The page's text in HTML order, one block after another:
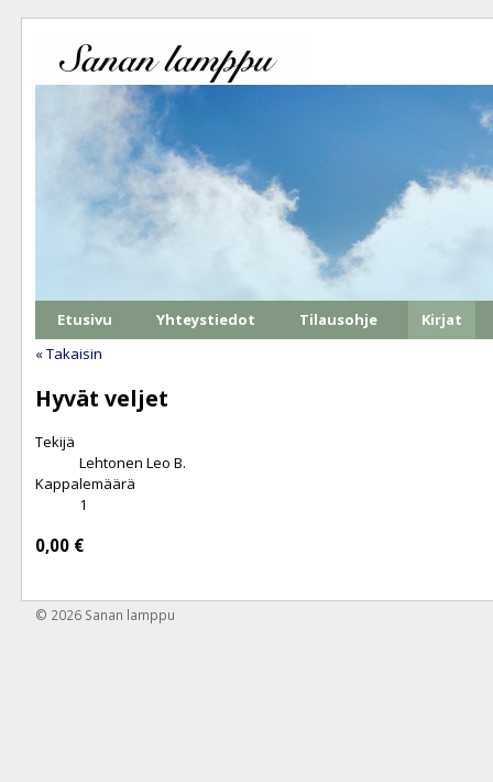
Etusivu Yhteystiedot Tilausohje
Kirjat
« Takaisin
Hyvät veljet
Tekijä
Lehtonen Leo B.
Kappalemäärä
1
0,00 €
© 2026 Sanan lamppu